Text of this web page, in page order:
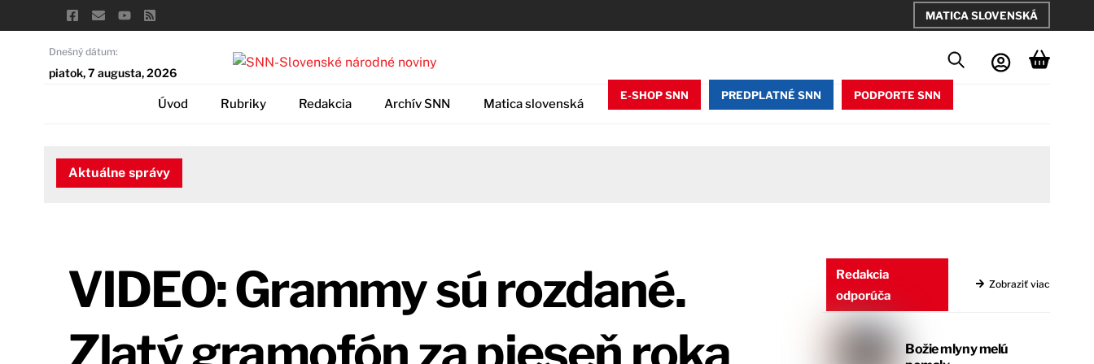
to
MATICA SLOVENSKÁ
Dnešný dátum:
piatok, 7 augusta, 2026
Úvod Rubriky Redakcia Archív SNN Matica slovenská
E-SHOP SNN PREDPLATNÉ SNN PODPORTE SNN
Aktuálne správy
VIDEO: Grammy sú rozdané.
Redakcia
odporúča
Zobraziť viac
Božie mlyny melú